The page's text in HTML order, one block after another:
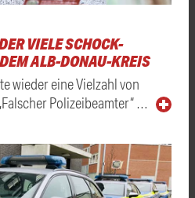
VIELE SCHOCK-
ALB-DONAU-KREIS
wieder eine Vielzahl von
Polizeibeamter“ …